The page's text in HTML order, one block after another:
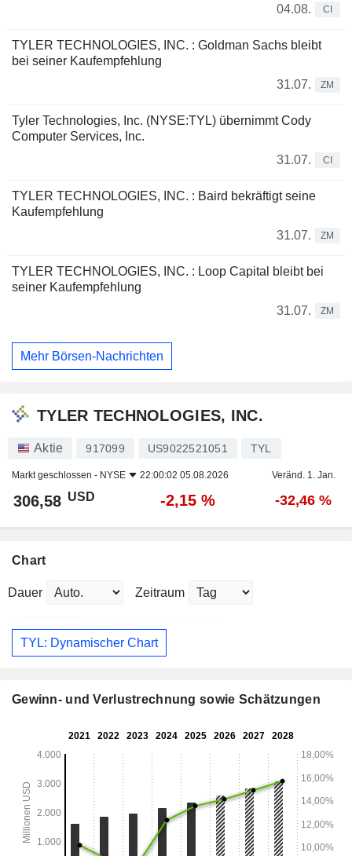
04.08.
CI
TYLER TECHNOLOGIES, INC. : Goldman Sachs bleibt
bei seiner Kaufempfehlung
31.07.
ZM
Tyler Technologies, Inc. (NYSE:TYL) übernimmt Cody
Computer Services, Inc.
31.07.
CI
TYLER TECHNOLOGIES, INC. : Baird bekräftigt seine
Kaufempfehlung
31.07.
ZM
TYLER TECHNOLOGIES, INC. : Loop Capital bleibt bei
seiner Kaufempfehlung
31.07.
ZM
Mehr Börsen-Nachrichten
TYLER TECHNOLOGIES, INC.
Aktie 917099 US9022521051 TYL
Markt geschlossen - NYSE 22:00:02 05.08.2026 Veränd. 1. Jan.
306,58 USD -2,15 % -32,46 %
Chart
Dauer Zeitraum
TYL: Dynamischer Chart
Gewinn- und Verlustrechnung sowie Schätzungen